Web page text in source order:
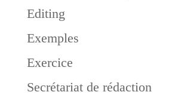
Editing
Exemples
Exercice
Secrétariat de rédaction